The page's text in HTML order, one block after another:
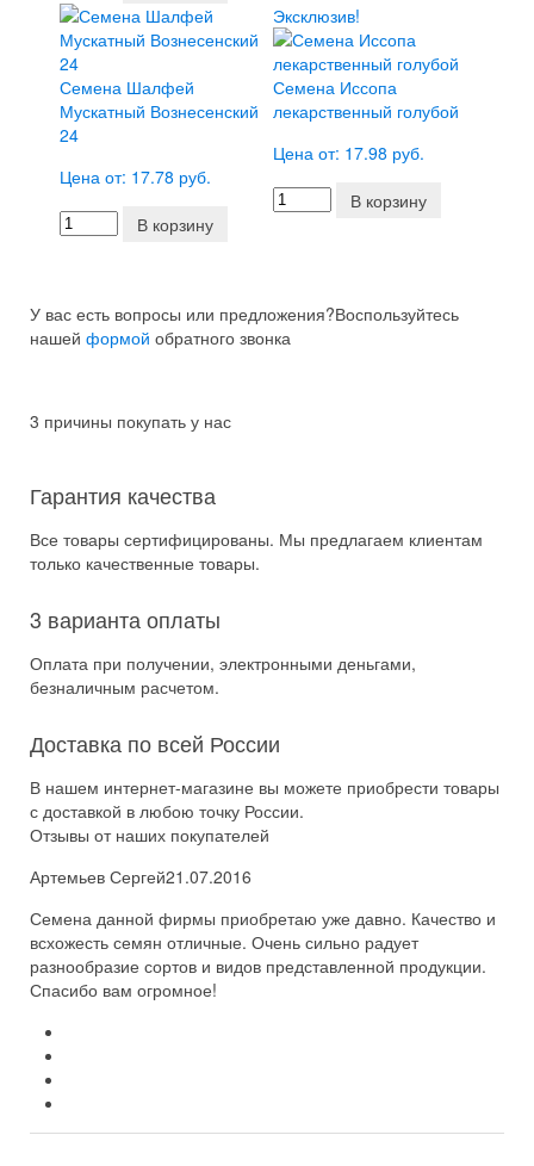
Семена Шалфей
Мускатный Вознесенский
24
Цена от: 17.78 руб.
В корзину
Эксклюзив!
Семена Иссопа
лекарственный голубой
Цена от: 17.98 руб.
В корзину
У вас есть вопросы или предложения?Воспользуйтесь
нашей формой обратного звонка
3 причины покупать у нас
Гарантия качества
Все товары сертифицированы. Мы предлагаем клиентам
только качественные товары.
3 варианта оплаты
Оплата при получении, электронными деньгами,
безналичным расчетом.
Доставка по всей России
В нашем интернет-магазине вы можете приобрести товары
с доставкой в любою точку России.
Отзывы от наших покупателей
Артемьев Сергей21.07.2016
Семена данной фирмы приобретаю уже давно. Качество и
всхожесть семян отличные. Очень сильно радует
разнообразие сортов и видов представленной продукции.
Спасибо вам огромное!